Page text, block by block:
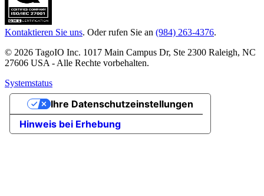
Kontaktieren Sie uns. Oder rufen Sie an (984) 263-4376.
© 2026 TagoIO Inc. 1017 Main Campus Dr, Ste 2300 Raleigh, NC
27606 USA - Alle Rechte vorbehalten.
Systemstatus
Hinweis bei Erhebung
Ihre Datenschutzeinstellungen